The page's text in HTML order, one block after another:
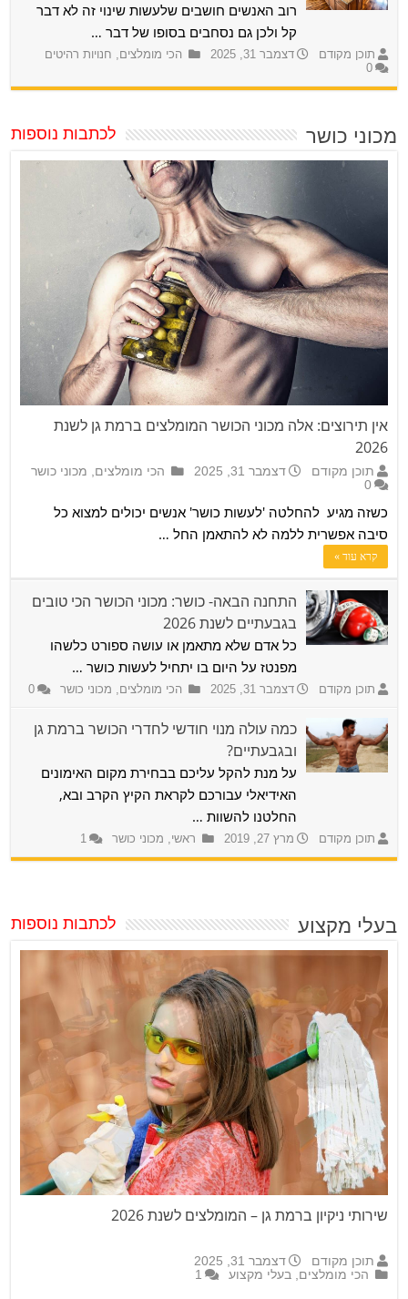
רוב האנשים חושבים שלעשות שינוי זה לא דבר
קל ולכן גם נסחבים בסופו של דבר …
תוכן מקודם דצמבר 31, 2025 הכי מומלצים, חנויות רהיטים
0
מכוני כושר לכתבות נוספות
אין תירוצים: אלה מכוני הכושר המומלצים ברמת גן לשנת
2026
תוכן מקודם דצמבר 31, 2025 הכי מומלצים, מכוני כושר
0
כשזה מגיע להחלטה 'לעשות כושר' אנשים יכולים למצוא כל
סיבה אפשרית ללמה לא להתאמן החל …
קרא עוד »
התחנה הבאה- כושר: מכוני הכושר הכי טובים
בגבעתיים לשנת 2026
כל אדם שלא מתאמן או עושה ספורט כלשהו
מפנטז על היום בו יתחיל לעשות כושר …
תוכן מקודם דצמבר 31, 2025 הכי מומלצים, מכוני כושר 0
כמה עולה מנוי חודשי לחדרי הכושר ברמת גן
ובגבעתיים?
על מנת להקל עליכם בבחירת מקום האימונים
האידיאלי עבורכם לקראת הקיץ הקרב ובא,
החלטנו להשוות …
תוכן מקודם מרץ 27, 2019 ראשי, מכוני כושר 1
בעלי מקצוע לכתבות נוספות
שירותי ניקיון ברמת גן – המומלצים לשנת 2026
תוכן מקודם
דצמבר 31, 2025
הכי מומלצים
בעלי מקצוע 1